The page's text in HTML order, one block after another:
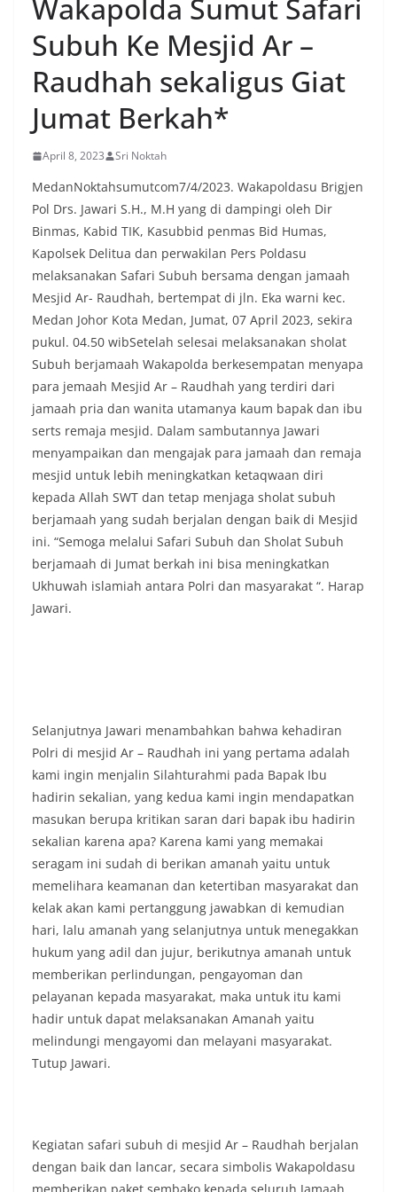
menyambut momentum HUT Kemerdekaan RI
dengan berbagai persiapan di lingkungan
masing-masing.‎Dalam dialog yang berlangsung
akrab, Bhabinkamtibmas menyapa warga,
menanyakan kondisi keamanan dan kenyamanan
lingkungan tempat tinggal, serta membuka ruang
komunikasi dua arah agar warga dapat
situasi kamtibmas di sekitar mereka.‎‎‎Salah satu
sambang ini adalah imbauan kepada warga untuk
memasang bendera Merah Putih secara penuh,
bukan setengah tiang, sebagai bentuk
penghormatan dan rasa cinta tanah air
menjelang perayaan HUT Kemerdekaan RI.
Petugas mengingatkan bahwa pemasangan
bendera dengan benar merupakan salah satu
wujud nyata partisipasi masyarakat dalam
memperingati hari bersejarah bangsa
warga agar mulai mempersiapkan dan memasang
bendera Merah Putih di depan rumah masing-
masing secara penuh. Ini adalah bentuk
penghormatan kita bersama terhadap
perjuangan para pahlawan yang telah merebut
kemerdekaan,” ujar Aiptu Muliyadi Suraukur saat
berdialog dengan warga.‎‎Ia juga menambahkan
agar warga memperhatikan kondisi bendera yang
akan dikibarkan, memastikan bendera dalam
keadaan bersih, tidak sobek, dan layak untuk
dikibarkan sebagai simbol kehormatan
negara.‎‎‎Selain menyampaikan imbauan terkait
bendera, kegiatan sambang DDS ini juga
maupun hal-hal yang dapat mengganggu
kondusivitas wilayah, khususnya menjelang
perayaan HUT Kemerdekaan RI yang biasanya
diwarnai dengan berbagai kegiatan dan
keramaian warga.‎‎Dengan adanya deteksi dini ini,
diharapkan potensi gangguan keamanan dapat
diantisipasi sejak awal sehingga situasi di
Kelurahan Sunggal tetap terjaga aman, tertib,
dan kondusif hingga puncak perayaan HUT
Kemerdekaan RI berlangsung.‎‎Wujud Kedekatan
Polri dengan Masyarakat‎Kegiatan sambang Door
to Door System ini merupakan salah satu bentuk
implementasi program Polri Presisi yang
mengedepankan kehadiran dan kedekatan
personel Kepolisian dengan masyarakat. Melalui
kegiatan semacam ini, Bhabinkamtibmas tidak
hanya berperan sebagai penyampai informasi
dan imbauan, tetapi juga sebagai mitra
masyarakat dalam menjaga keamanan lingkungan
secara bersama-sama.‎‎Kehadiran
kolektif warga akan pentingnya menjaga
keamanan, ketertiban, dan kekompakan
lingkungan, khususnya dalam menyambut
Wakapolda Sumut Safari
Subuh Ke Mesjid Ar –
Raudhah sekaligus Giat
Jumat Berkah*
April 8, 2023 Sri Noktah
MedanNoktahsumutcom7/4/2023. Wakapoldasu Brigjen
Pol Drs. Jawari S.H., M.H yang di dampingi oleh Dir
Binmas, Kabid TIK, Kasubbid penmas Bid Humas,
Kapolsek Delitua dan perwakilan Pers Poldasu
melaksanakan Safari Subuh bersama dengan jamaah
Mesjid Ar- Raudhah, bertempat di jln. Eka warni kec.
Medan Johor Kota Medan, Jumat, 07 April 2023, sekira
pukul. 04.50 wibSetelah selesai melaksanakan sholat
Subuh berjamaah Wakapolda berkesempatan menyapa
para jemaah Mesjid Ar – Raudhah yang terdiri dari
jamaah pria dan wanita utamanya kaum bapak dan ibu
serts remaja mesjid. Dalam sambutannya Jawari
menyampaikan dan mengajak para jamaah dan remaja
mesjid untuk lebih meningkatkan ketaqwaan diri
kepada Allah SWT dan tetap menjaga sholat subuh
berjamaah yang sudah berjalan dengan baik di Mesjid
ini. “Semoga melalui Safari Subuh dan Sholat Subuh
berjamaah di Jumat berkah ini bisa meningkatkan
Ukhuwah islamiah antara Polri dan masyarakat “. Harap
Jawari.
Selanjutnya Jawari menambahkan bahwa kehadiran
Polri di mesjid Ar – Raudhah ini yang pertama adalah
kami ingin menjalin Silahturahmi pada Bapak Ibu
hadirin sekalian, yang kedua kami ingin mendapatkan
masukan berupa kritikan saran dari bapak ibu hadirin
sekalian karena apa? Karena kami yang memakai
seragam ini sudah di berikan amanah yaitu untuk
memelihara keamanan dan ketertiban masyarakat dan
kelak akan kami pertanggung jawabkan di kemudian
hari, lalu amanah yang selanjutnya untuk menegakkan
hukum yang adil dan jujur, berikutnya amanah untuk
memberikan perlindungan, pengayoman dan
pelayanan kepada masyarakat, maka untuk itu kami
hadir untuk dapat melaksanakan Amanah yaitu
melindungi mengayomi dan melayani masyarakat.
Tutup Jawari.
Kegiatan safari subuh di mesjid Ar – Raudhah berjalan
dengan baik dan lancar, secara simbolis Wakapoldasu